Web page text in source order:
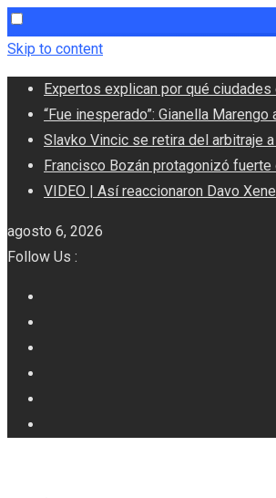
Skip to content
Expertos explican por qué
“Fue inesperado”: Gianella
Slavko Vincic se retira del arbitraje
Francisco Bozán protagonizó
VIDEO | Así reaccionaron Davo
agosto 6, 2026
Follow Us :